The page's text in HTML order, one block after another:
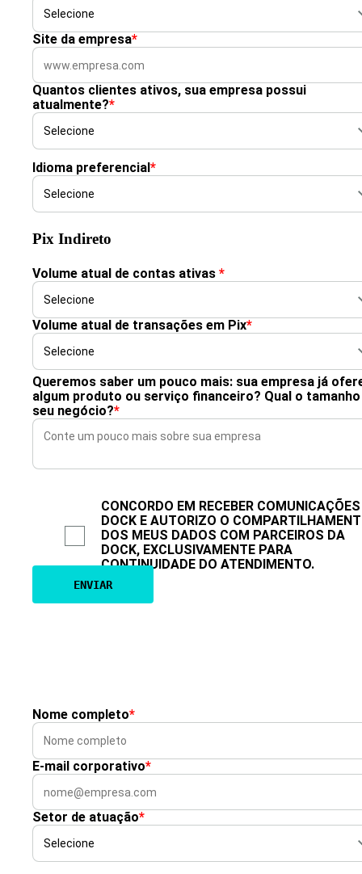
Site da empresa*
Quantos clientes ativos, sua empresa possui
atualmente?*
Idioma preferencial*
Pix Indireto
Volume atual de contas ativas *
Volume atual de transações em Pix*
Queremos saber um pouco mais: sua empresa já
algum produto ou serviço financeiro? Qual o
seu negócio?*
CONCORDO EM RECEBER
DOCK E AUTORIZO O
DOS MEUS DADOS COM PARCEIROS DA
DOCK, EXCLUSIVAMENTE PARA
CONTINUIDADE DO ATENDIMENTO.
Nome completo*
E-mail corporativo*
Setor de atuação*